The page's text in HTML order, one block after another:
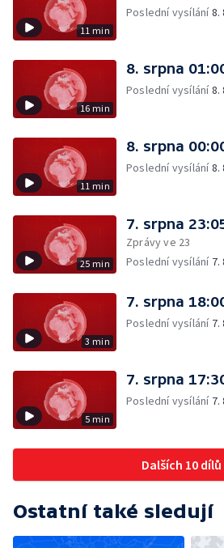
11 min
Poslední vysílání8.
16 min
8. srpna
Poslední vysílání8.
11 min
8. srpna
Poslední vysílání8.
25 min
7. srpna
Zprávy ve 23
Poslední vysílání 7.
3 min
7. srpna
Poslední vysílání 7.
5 min
7. srpna
Poslední vysílání 7.
Dalších 10 dílů
Ostatní také sledují